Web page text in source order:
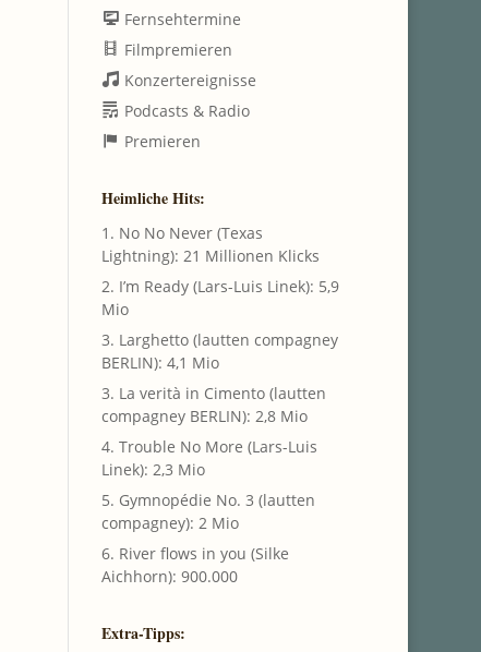
Fernsehtermine
Filmpremieren
Konzertereignisse
Podcasts & Radio
Premieren
Heimliche Hits:
1. No No Never (Texas
Lightning): 21 Millionen Klicks
2. I’m Ready (Lars-Luis Linek): 5,9
Mio
3. Larghetto (lautten compagney
BERLIN): 4,1 Mio
3. La verità in Cimento (lautten
compagney BERLIN): 2,8 Mio
4. Trouble No More (Lars-Luis
Linek): 2,3 Mio
5. Gymnopédie No. 3 (lautten
compagney): 2 Mio
6. River flows in you (Silke
Aichhorn): 900.000
Extra-Tipps: